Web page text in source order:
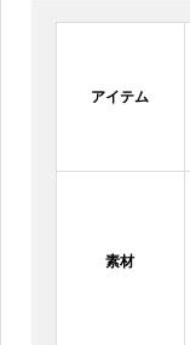
アイテム
素材